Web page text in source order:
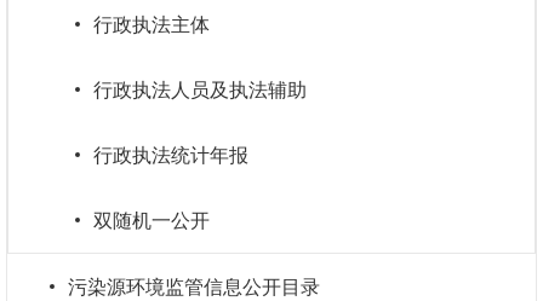
行政执法主体
行政执法人员及执法辅助
行政执法统计年报
双随机一公开
污染源环境监管信息公开目录